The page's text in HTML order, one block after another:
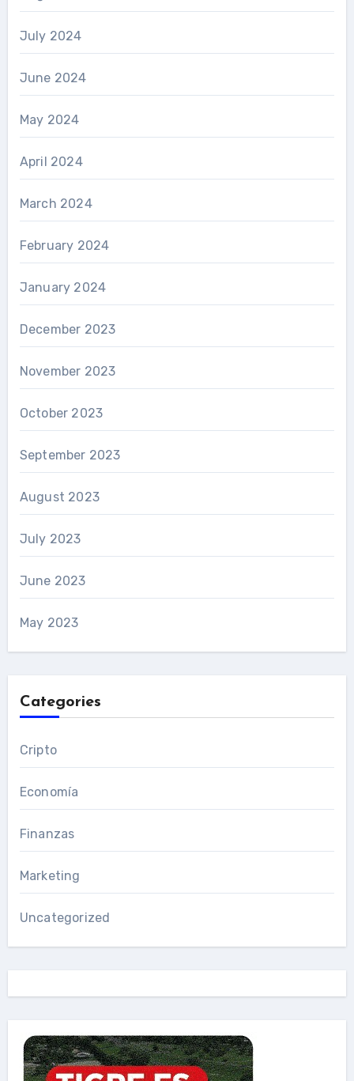
July 2024
June 2024
May 2024
April 2024
March 2024
February 2024
January 2024
December 2023
November 2023
October 2023
September 2023
August 2023
July 2023
June 2023
May 2023
Categories
Cripto
Economía
Finanzas
Marketing
Uncategorized